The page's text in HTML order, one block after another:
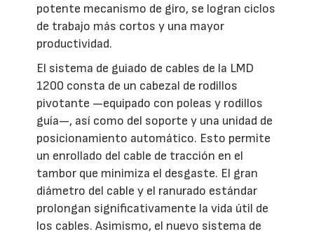
potente mecanismo de giro, se logran ciclos
de trabajo más cortos y una mayor
productividad.
El sistema de guiado de cables de la LMD
1200 consta de un cabezal de rodillos
pivotante —equipado con poleas y rodillos
guía—, así como del soporte y una unidad de
posicionamiento automático. Esto permite
un enrollado del cable de tracción en el
tambor que minimiza el desgaste. El gran
diámetro del cable y el ranurado estándar
prolongan significativamente la vida útil de
los cables. Asimismo, el nuevo sistema de